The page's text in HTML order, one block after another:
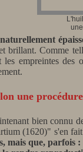
brillant. Comme
empreintes des
une
bien connu
(1620)" s'en
mais que, parfois